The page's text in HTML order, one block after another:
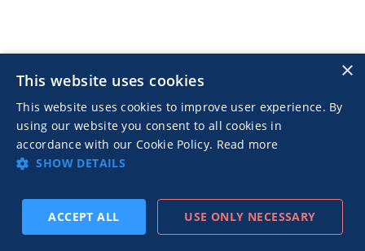
แสดงประสิทธิภาพการ
โฆษณาแบบเนทีฟในไม่กี่นาที
ด้วย MGID คุณจะสามารถเข้าถึงผู้เผยแพร่
×
This website uses cookies
This website uses cookies to improve user experience. By
using our website you consent to all cookies in
accordance with our Cookie Policy. Read more
SHOW DETAILS
ACCEPT ALL USE ONLY NECESSARY